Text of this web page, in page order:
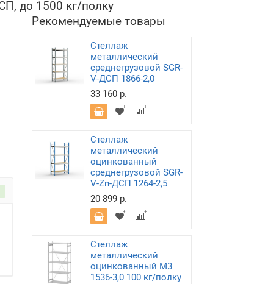
до 1500 кг/полку
Рекомендуемые товары
Стеллаж
металлический
среднегрузовой SGR-
V-ДСП 1866-2,0
33 160 р.
Стеллаж
металлический
оцинкованный
среднегрузовой SGR-
V-Zn-ДСП 1264-2,5
20 899 р.
Стеллаж
металлический
оцинкованный М3
1536-3,0 100 кг/полку